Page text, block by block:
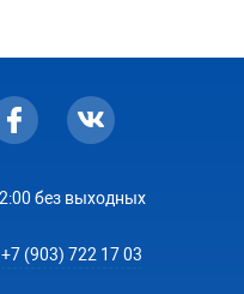
без выходных
+7 (903) 722 17 03